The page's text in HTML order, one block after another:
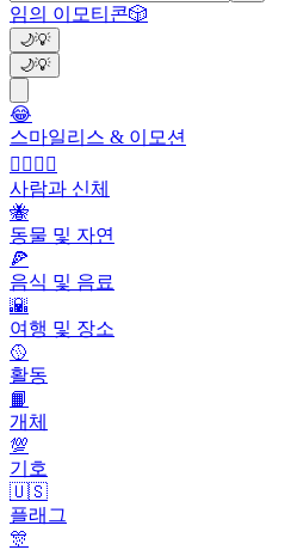
임의 이모티콘🎲
🌙💡
🌙💡
😂
스마일리스 & 이모션
👩‍❤️‍💋‍👨
사람과 신체
🐝
동물 및 자연
🍕
음식 및 음료
🌇
여행 및 장소
🥎
활동
📙
개체
💯
기호
🇺🇸
플래그
🎊